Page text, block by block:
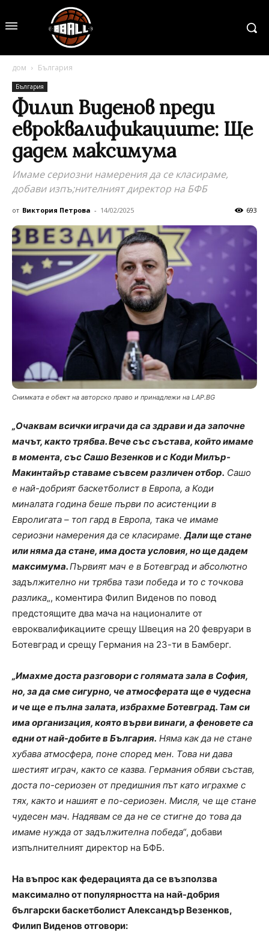
дом България
България
Филип Виденов преди
евроквалификациите: Ще
дадем максимума
Имаме сериозни намерения да се класираме,
добави изпъ;нителният директор на БФБ
от Виктория Петрова - 14/02/2025 693
Снимката е обект на авторско право и принадлежи на LAP.BG
„Очаквам всички играчи да са здрави и да започне
мачът, както трябва. Вече със състава, който имаме
в момента, със Сашо Везенков и с Коди Милър-
Макинтайър ставаме съвсем различен отбор. Сашо
е най-добрият баскетболист в Европа, а Коди
миналата година беше първи по асистенции в
Евролигата – топ гард в Европа, така че имаме
сериозни намерения да се класираме.Дали ще стане
или няма да стане, има доста условия, но ще дадем
максимума.Първият мач е в Ботевград и абсолютно
задължително ни трябва тази победа и то с точкова
разлика„, коментира Филип Виденов по повод
предстоящите два мача на националите от
евроквалификациите срещу Швеция на 20 февруари в
Ботевград и срещу Германия на 23-ти в Бамберг.
„Имахме доста разговори с голямата зала в София,
но, за да сме сигурно, че атмосферата ще е чудесна
и че ще е пълна залата, избрахме Ботевград. Там си
има организация, която върви винаги, а феновете са
едни от най-добите в България. Няма как да не стане
хубава атмосфера, поне според мен. Това ни дава
шестият играч, както се казва. Германия обяви състав,
доста по-сериозен от предишния път като играхме с
тях, както и нашият е по-сериозен. Мисля, че ще стане
чудесен мач. Надявам се да не се стигне до това да
имаме нужда от задължителна победа“, добави
изпълнителният директор на БФБ.
На въпрос как федерацията да се възползва
максимално от популярността на най-добрия
български баскетболист Александър Везенков,
Филип Виденов отговори: